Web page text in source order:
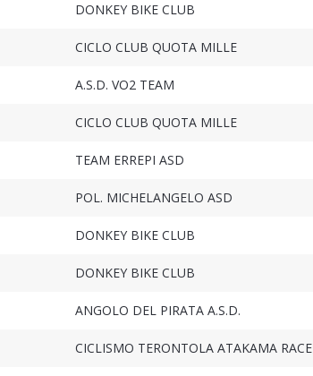
DONKEY BIKE CLUB
CICLO CLUB QUOTA MILLE
A.S.D. VO2 TEAM
CICLO CLUB QUOTA MILLE
TEAM ERREPI ASD
POL. MICHELANGELO ASD
DONKEY BIKE CLUB
DONKEY BIKE CLUB
ANGOLO DEL PIRATA A.S.D.
CICLISMO TERONTOLA ATAKAMA RACE